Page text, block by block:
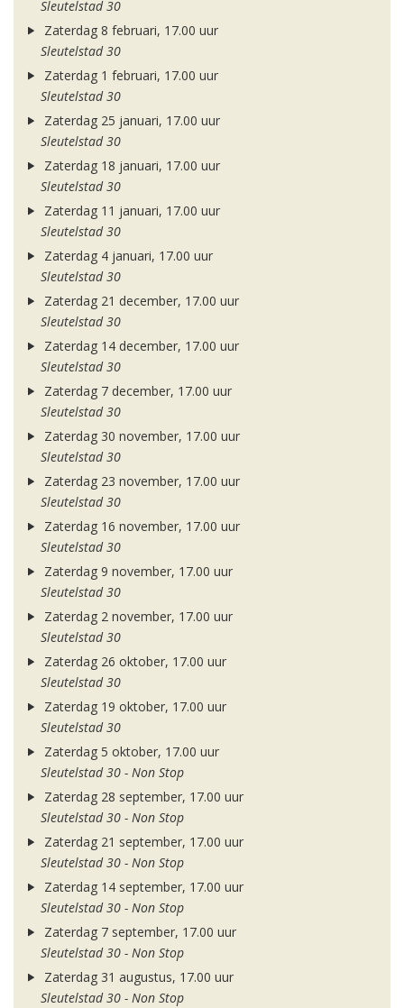
Sleutelstad 30
Zaterdag 8 februari, 17.00 uur
Sleutelstad 30
Zaterdag 1 februari, 17.00 uur
Sleutelstad 30
Zaterdag 25 januari, 17.00 uur
Sleutelstad 30
Zaterdag 18 januari, 17.00 uur
Sleutelstad 30
Zaterdag 11 januari, 17.00 uur
Sleutelstad 30
Zaterdag 4 januari, 17.00 uur
Sleutelstad 30
Zaterdag 21 december, 17.00 uur
Sleutelstad 30
Zaterdag 14 december, 17.00 uur
Sleutelstad 30
Zaterdag 7 december, 17.00 uur
Sleutelstad 30
Zaterdag 30 november, 17.00 uur
Sleutelstad 30
Zaterdag 23 november, 17.00 uur
Sleutelstad 30
Zaterdag 16 november, 17.00 uur
Sleutelstad 30
Zaterdag 9 november, 17.00 uur
Sleutelstad 30
Zaterdag 2 november, 17.00 uur
Sleutelstad 30
Zaterdag 26 oktober, 17.00 uur
Sleutelstad 30
Zaterdag 19 oktober, 17.00 uur
Sleutelstad 30
Zaterdag 5 oktober, 17.00 uur
Sleutelstad 30 - Non Stop
Zaterdag 28 september, 17.00 uur
Sleutelstad 30 - Non Stop
Zaterdag 21 september, 17.00 uur
Sleutelstad 30 - Non Stop
Zaterdag 14 september, 17.00 uur
Sleutelstad 30 - Non Stop
Zaterdag 7 september, 17.00 uur
Sleutelstad 30 - Non Stop
Zaterdag 31 augustus, 17.00 uur
Sleutelstad 30 - Non Stop